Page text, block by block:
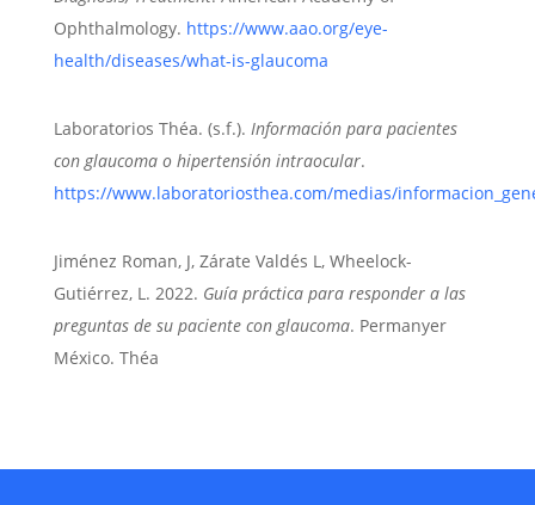
Ophthalmology. https://www.aao.org/eye-
health/diseases/what-is-glaucoma
Laboratorios Théa. (s.f.). Información para pacientes
con glaucoma o hipertensión intraocular.
https://www.laboratoriosthea.com/medias/
Jiménez Roman, J, Zárate Valdés L, Wheelock-
Gutiérrez, L. 2022. Guía práctica para responder a las
preguntas de su paciente con glaucoma. Permanyer
México. Théa